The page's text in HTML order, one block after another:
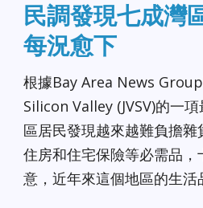
民調發現七成灣
每況愈下
根據Bay Area News
Silicon Valley (JVSV)的一
區居民發現越來越難負擔雜
住房和住宅保險等必需品，
意，近年來這個地區的生活